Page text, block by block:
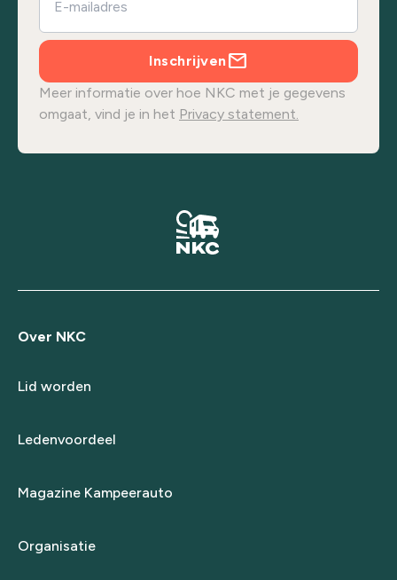
Inschrijven
Meer informatie over hoe NKC met je gegevens
omgaat, vind je in het Privacy statement.
Over NKC
Lid worden
Ledenvoordeel
Magazine Kampeerauto
Organisatie